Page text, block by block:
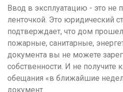
Ввод в эксплуатацию - это не
ленточкой. Это юридический
подтверждает, что дом
пожарные, санитарные,
документа вы не можете
собственности. И не получите
обещания «в ближайшие
документ.